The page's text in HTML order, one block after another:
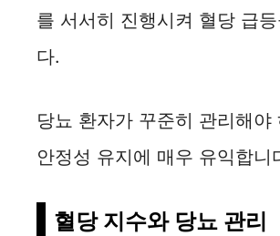
d
e
o
를 서서히 진행시켜 혈당 급
다.
당뇨 환자가 꾸준히 관리해야
안정성 유지에 매우 유익합니
혈당 지수와 당뇨 관리